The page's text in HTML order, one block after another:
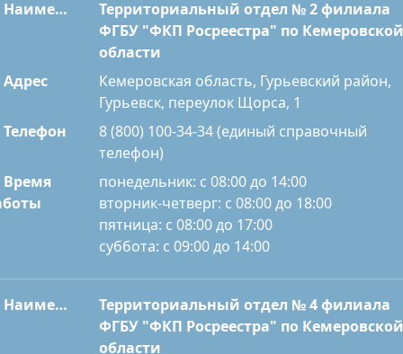
Наименование
Территориальный отдел № 2 филиала
ФГБУ "ФКП Росреестра" по Кемеровской
области
Адрес
Кемеровская область, Гурьевский район,
Гурьевск, переулок Щорса, 1
Телефон
8 (800) 100-34-34 (единый справочный
телефон)
Время
понедельник: с 08:00 до 14:00
вторник-четверг: с 08:00 до 18:00
пятница: с 08:00 до 17:00
суббота: с 09:00 до 14:00
Наименование
Территориальный отдел № 4 филиала
ФГБУ "ФКП Росреестра" по Кемеровской
области